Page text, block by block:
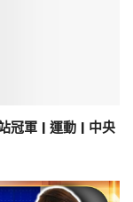
冠軍 | 運動 | 中央